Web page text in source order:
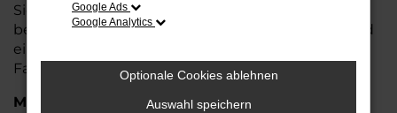
Sie uns und lassen Sie sich von unseren Experten
beraten. Wir bieten Ihnen eine große Auswahl und
eine persönliche Beratung, damit Sie das perfekte
Fahrzeug für Ihre Bedürfnisse finden.
Marken
Google Ads
Google Analytics
Optionale Cookies ablehnen
Auswahl speichern